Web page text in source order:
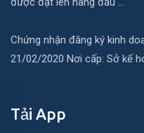
Chứng nhận đăng ký kinh
21/02/2020 Nơi cấp: Sở kế
Tải App